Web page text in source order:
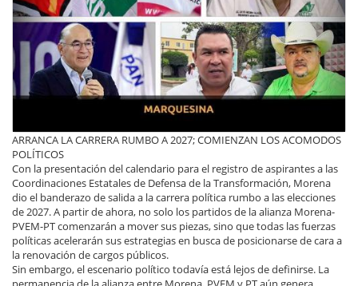
ARRANCA LA CARRERA RUMBO A 2027; COMIENZAN LOS ACOMODOS
POLÍTICOS
Con la presentación del calendario para el registro de aspirantes a las
Coordinaciones Estatales de Defensa de la Transformación, Morena
dio el banderazo de salida a la carrera política rumbo a las elecciones
de 2027. A partir de ahora, no solo los partidos de la alianza Morena-
PVEM-PT comenzarán a mover sus piezas, sino que todas las fuerzas
políticas acelerarán sus estrategias en busca de posicionarse de cara a
la renovación de cargos públicos.
Sin embargo, el escenario político todavía está lejos de definirse. La